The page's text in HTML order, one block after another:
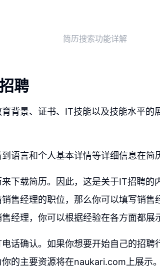
简历搜索功能详解
聘
背景、证书、IT技能以及技能水平的
语言和个人基本详情等详细信息在简
下载简历。因此，这是关于IT招聘的
售经理的职位，那么你可以填写销售
经理，你可以根据经验在各方面都展
话确认。如果你想要开始自己的招
的主要资源将在naukari.com上展示